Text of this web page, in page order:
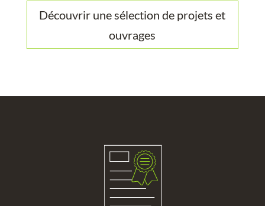
Découvrir une sélection de projets et
ouvrages